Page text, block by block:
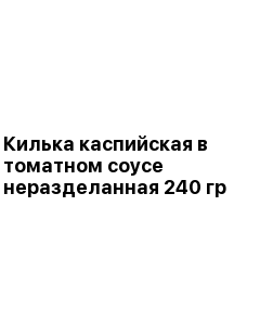
Килька каспийская в
томатном соусе
неразделанная 240 гр